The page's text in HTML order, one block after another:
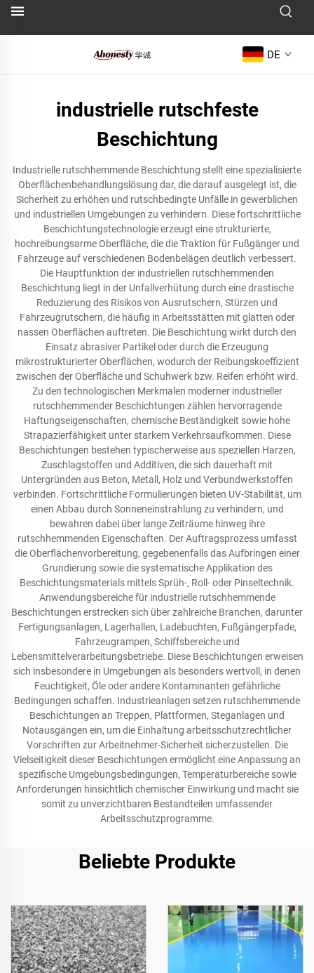
DE
industrielle rutschfeste
Beschichtung
Industrielle rutschhemmende Beschichtung stellt eine spezialisierte
Oberflächenbehandlungslösung dar, die darauf ausgelegt ist, die
Sicherheit zu erhöhen und rutschbedingte Unfälle in gewerblichen
und industriellen Umgebungen zu verhindern. Diese fortschrittliche
Beschichtungstechnologie erzeugt eine strukturierte,
hochreibungsarme Oberfläche, die die Traktion für Fußgänger und
Fahrzeuge auf verschiedenen Bodenbelägen deutlich verbessert.
Die Hauptfunktion der industriellen rutschhemmenden
Beschichtung liegt in der Unfallverhütung durch eine drastische
Reduzierung des Risikos von Ausrutschern, Stürzen und
Fahrzeugrutschern, die häufig in Arbeitsstätten mit glatten oder
nassen Oberflächen auftreten. Die Beschichtung wirkt durch den
Einsatz abrasiver Partikel oder durch die Erzeugung
mikrostrukturierter Oberflächen, wodurch der Reibungskoeffizient
zwischen der Oberfläche und Schuhwerk bzw. Reifen erhöht wird.
Zu den technologischen Merkmalen moderner industrieller
rutschhemmender Beschichtungen zählen hervorragende
Haftungseigenschaften, chemische Beständigkeit sowie hohe
Strapazierfähigkeit unter starkem Verkehrsaufkommen. Diese
Beschichtungen bestehen typischerweise aus speziellen Harzen,
Zuschlagstoffen und Additiven, die sich dauerhaft mit
Untergründen aus Beton, Metall, Holz und Verbundwerkstoffen
verbinden. Fortschrittliche Formulierungen bieten UV-Stabilität, um
einen Abbau durch Sonneneinstrahlung zu verhindern, und
bewahren dabei über lange Zeiträume hinweg ihre
rutschhemmenden Eigenschaften. Der Auftragsprozess umfasst
die Oberflächenvorbereitung, gegebenenfalls das Aufbringen einer
Grundierung sowie die systematische Applikation des
Beschichtungsmaterials mittels Sprüh-, Roll- oder Pinseltechnik.
Anwendungsbereiche für industrielle rutschhemmende
Beschichtungen erstrecken sich über zahlreiche Branchen, darunter
Fertigungsanlagen, Lagerhallen, Ladebuchten, Fußgängerpfade,
Fahrzeugrampen, Schiffsbereiche und
Lebensmittelverarbeitungsbetriebe. Diese Beschichtungen erweisen
sich insbesondere in Umgebungen als besonders wertvoll, in denen
Feuchtigkeit, Öle oder andere Kontaminanten gefährliche
Bedingungen schaffen. Industrieanlagen setzen rutschhemmende
Beschichtungen an Treppen, Plattformen, Steganlagen und
Notausgängen ein, um die Einhaltung arbeitsschutzrechtlicher
Vorschriften zur Arbeitnehmer-Sicherheit sicherzustellen. Die
Vielseitigkeit dieser Beschichtungen ermöglicht eine Anpassung an
spezifische Umgebungsbedingungen, Temperaturbereiche sowie
Anforderungen hinsichtlich chemischer Einwirkung und macht sie
somit zu unverzichtbaren Bestandteilen umfassender
Arbeitsschutzprogramme.
Beliebte Produkte